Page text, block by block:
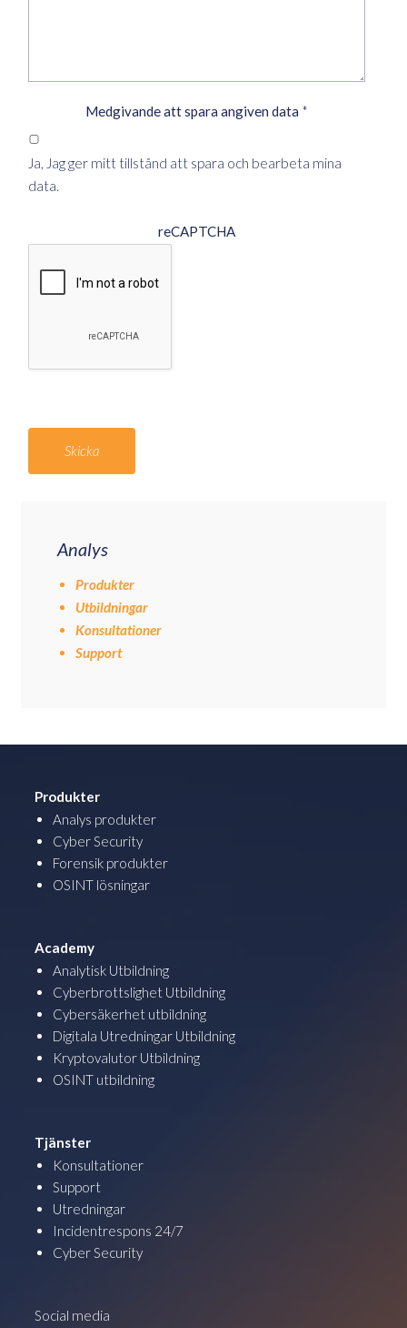
Medgivande att spara angiven data *
Ja, Jag ger mitt tillstånd att spara och bearbeta mina
data.
reCAPTCHA
Analys
Produkter
Utbildningar
Konsultationer
Support
Produkter
Analys produkter
Cyber Security
Forensik produkter
OSINT lösningar
Academy
Analytisk Utbildning
Cyberbrottslighet Utbildning
Cybersäkerhet utbildning
Digitala Utredningar Utbildning
Kryptovalutor Utbildning
OSINT utbildning
Tjänster
Konsultationer
Support
Utredningar
Incidentrespons 24/7
Cyber Security
Social media